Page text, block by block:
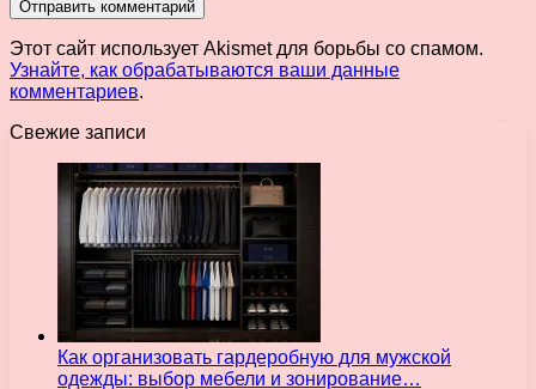
Этот сайт использует Akismet для борьбы со спамом.
Узнайте, как обрабатываются ваши данные
комментариев.
Свежие записи
Как организовать гардеробную для мужской
одежды: выбор мебели и зонирование…